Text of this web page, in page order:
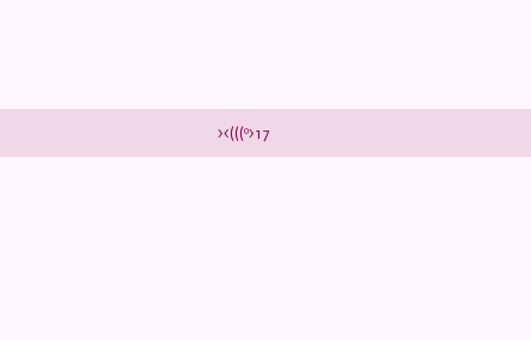
><(((º>17